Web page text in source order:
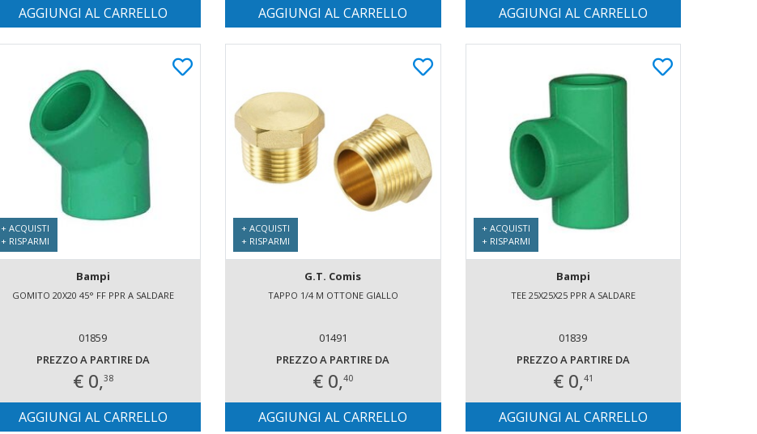
AGGIUNGI AL CARRELLO AGGIUNGI AL CARRELLO AGGIUNGI AL CARRELLO
+ ACQUISTI
+ RISPARMI
Bampi
GOMITO 20X20 45° FF PPR A SALDARE
01859
PREZZO A PARTIRE DA
€ 0,38
AGGIUNGI AL CARRELLO
+ ACQUISTI
+ RISPARMI
G.T. Comis
TAPPO 1/4 M OTTONE GIALLO
01491
PREZZO A PARTIRE DA
€ 0,40
AGGIUNGI AL CARRELLO
+ ACQUISTI
+ RISPARMI
Bampi
TEE 25X25X25 PPR A SALDARE
01839
PREZZO A PARTIRE DA
€ 0,41
AGGIUNGI AL CARRELLO